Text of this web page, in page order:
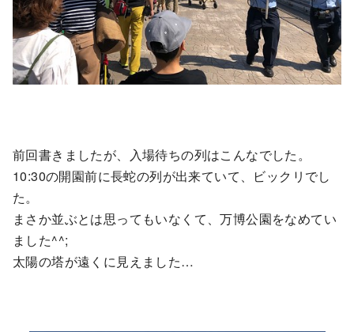
前回書きましたが、入場待ちの列はこんなでした。
10:30の開園前に長蛇の列が出来ていて、ビックリでし
た。
まさか並ぶとは思ってもいなくて、万博公園をなめてい
ました^^;
太陽の塔が遠くに見えました…